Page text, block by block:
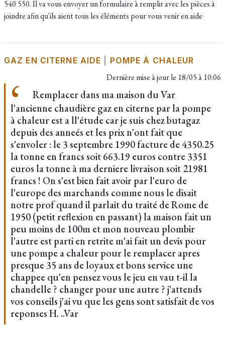
540 550. Il va vous envoyer un formulaire à remplir avec les pièces à
joindre afin qu'ils aient tous les éléments pour vous venir en aide
GAZ EN CITERNE AIDE POMPE À CHALEUR
Dernière mise à jour le 18/05 à 10:06
Remplacer dans ma maison du Var
l'ancienne chaudière gaz en citerne par la pompe
à chaleur est a ll'étude car je suis chez butagaz
depuis des anneés et les prix n'ont fait que
s'envoler : le 3 septembre 1990 facture de 4350.25
la tonne en francs soit 663.19 euros contre 3351
euros la tonne à ma derniere livraison soit 21981
francs ! On s'est bien fait avoir par l'euro de
l'europe des marchands comme nous le disait
notre prof quand il parlait du traité de Rome de
1950 (petit reflexion en passant) la maison fait un
peu moins de 100m et mon nouveau plombir
l'autre est parti en retrite m'ai fait un devis pour
une pompe a chaleur pour le remplacer apres
presque 35 ans de loyaux et bons service une
chappee qu'en pensez vous le jeu en vau t-il la
chandelle ? changer pour une autre ? j'attends
vos conseils j'ai vu que les gens sont satisfait de vos
reponses H. ..Var